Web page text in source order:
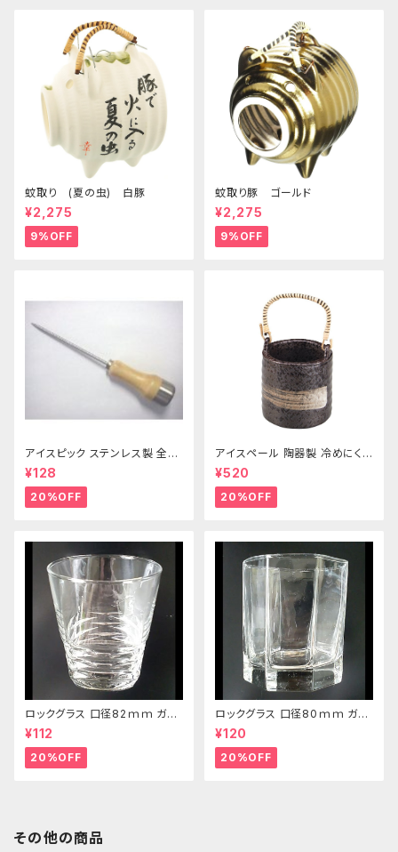
蚊取り (夏の虫) 白豚
¥2,275
9%OFF
蚊取り豚 ゴールド
¥2,275
9%OFF
アイスピック ステンレス製 全長
215ｍｍ
¥128
20%OFF
アイスペール 陶器製 冷めにくい
二重構造 860ml
¥520
20%OFF
ロックグラス 口径82ｍｍ ガラ
ス製 250cc
¥112
20%OFF
ロックグラス 口径80ｍｍ ガラ
ス製 220cc
¥120
20%OFF
その他の商品